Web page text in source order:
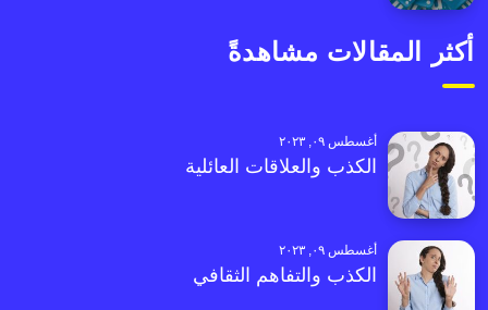
أكثر المقالات مشاهدةً
أغسطس ٠٩, ٢٠٢٣
الكذب والعلاقات العائلية
أغسطس ٠٩, ٢٠٢٣
الكذب والتفاهم الثقافي